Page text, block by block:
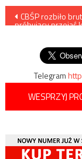
CBŚP rozbiło
próbujący przejąć
Telegram
WESPRZYJ